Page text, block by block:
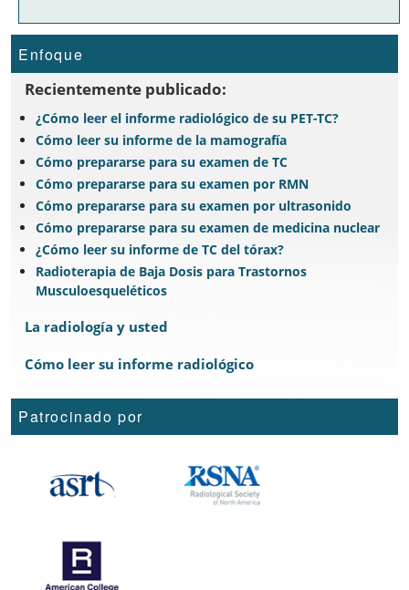
Enfoque
Recientemente publicado:
¿Cómo leer el informe radiológico de su PET-TC?
Cómo leer su informe de la mamografía
Cómo prepararse para su examen de TC
Cómo prepararse para su examen por RMN
Cómo prepararse para su examen por ultrasonido
Cómo prepararse para su examen de medicina nuclear
¿Cómo leer su informe de TC del tórax?
Radioterapia de Baja Dosis para Trastornos
Musculoesqueléticos
La radiología y usted
Cómo leer su informe radiológico
Patrocinado por